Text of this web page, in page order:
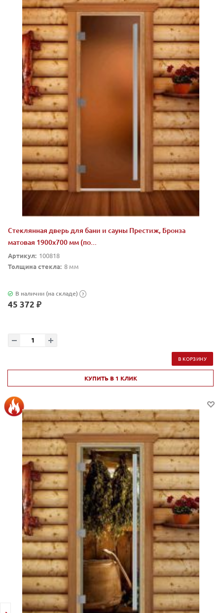
Стеклянная дверь для бани и сауны Престиж, Бронза
матовая 1900x700 мм (по...
Артикул: 100818
Толщина стекла: 8 мм
В наличии (на складе) ?
45 372 ₽
В КОРЗИНУ
КУПИТЬ В 1 КЛИК